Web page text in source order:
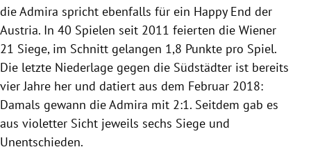
die Admira spricht ebenfalls für ein Happy End der
Austria. In 40 Spielen seit 2011 feierten die Wiener
21 Siege, im Schnitt gelangen 1,8 Punkte pro Spiel.
Die letzte Niederlage gegen die Südstädter ist bereits
vier Jahre her und datiert aus dem Februar 2018:
Damals gewann die Admira mit 2:1. Seitdem gab es
aus violetter Sicht jeweils sechs Siege und
Unentschieden.